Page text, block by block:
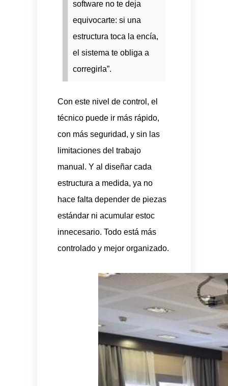
software no te deja
equivocarte: si una
estructura toca la encía,
el sistema te obliga a
corregirla”.
Con este nivel de control, el
técnico puede ir más rápido,
con más seguridad, y sin las
limitaciones del trabajo
manual. Y al diseñar cada
estructura a medida, ya no
hace falta depender de piezas
estándar ni acumular estoc
innecesario. Todo está más
controlado y mejor organizado.